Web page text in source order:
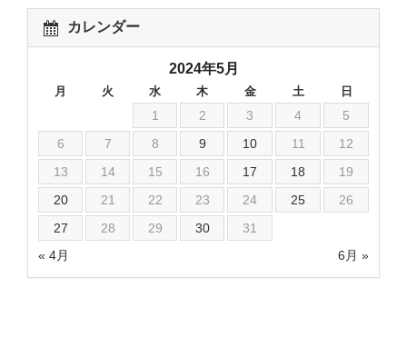
カレンダー
2024年5月
月 火 水 木 金 土 日
« 4月 6月 »
1 2 3 4
5
6
7 8 9 10 11
12
13
14 15 16 17 18
19
20
21 22 23 24 25
26
27
28 29 30 31